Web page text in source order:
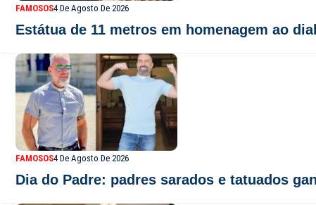
FAMOSOS4 De Agosto De 2026
Estátua de 11 metros em homenagem ao
FAMOSOS4 De Agosto De 2026
Dia do Padre: padres sarados e tatuados